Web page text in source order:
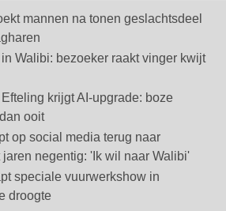
mannen na tonen geslachtsdeel
Walibi: bezoeker raakt vinger kwijt
krijgt AI-upgrade: boze
ooit
op social media terug naar
negentig: 'Ik wil naar Walibi'
speciale vuurwerkshow in
droogte